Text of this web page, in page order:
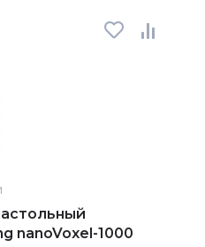
nanoVoxel-1000